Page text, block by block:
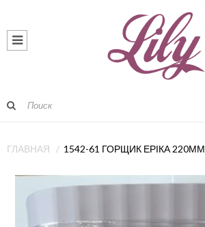
ГЛАВНАЯ 1542-61 ГОРЩИК ЕРІКА